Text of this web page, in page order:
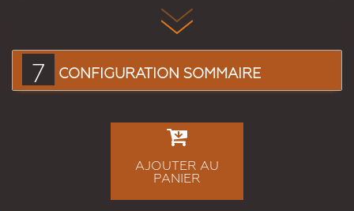
7 CONFIGURATION SOMMAIRE
AJOUTER AU
PANIER